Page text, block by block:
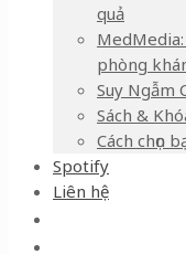
quả
phòng
Suy Ngẫm
Sách &
Cách chọn
Spotify
Liên hệ